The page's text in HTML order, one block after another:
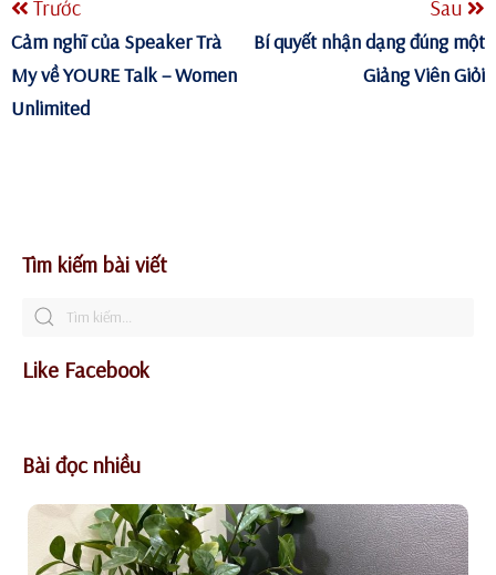
Trước
Cảm nghĩ của Speaker Trà
My về YOURE Talk – Women
Unlimited
Sau
Bí quyết nhận dạng đúng một
Giảng Viên Giỏi
Tìm kiếm bài viết
Like Facebook
Bài đọc nhiều